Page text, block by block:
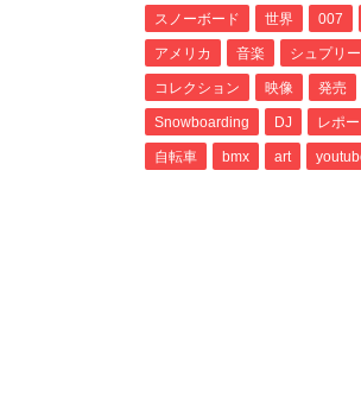
スノーボード 世界 007
アメリカ 音楽 シュプリ
コレクション 映像 発売
Snowboarding DJ レポー
自転車 bmx art